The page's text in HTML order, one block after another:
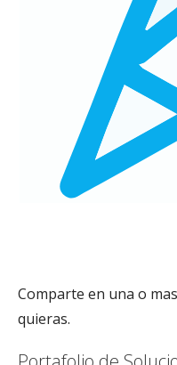
Comparte en una o
quieras.